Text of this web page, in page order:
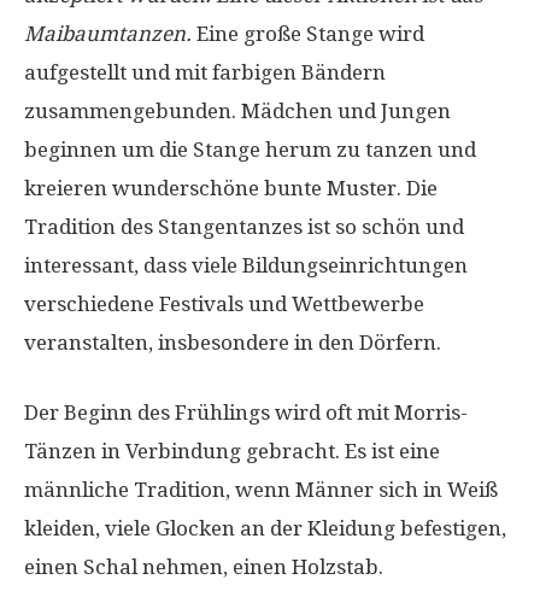
Maibaumtanzen. Eine große Stange wird
aufgestellt und mit farbigen Bändern
zusammengebunden. Mädchen und Jungen
beginnen um die Stange herum zu tanzen und
kreieren wunderschöne bunte Muster. Die
Tradition des Stangentanzes ist so schön und
interessant, dass viele Bildungseinrichtungen
verschiedene Festivals und Wettbewerbe
veranstalten, insbesondere in den Dörfern.
Der Beginn des Frühlings wird oft mit Morris-
Tänzen in Verbindung gebracht. Es ist eine
männliche Tradition, wenn Männer sich in Weiß
kleiden, viele Glocken an der Kleidung befestigen,
einen Schal nehmen, einen Holzstab.